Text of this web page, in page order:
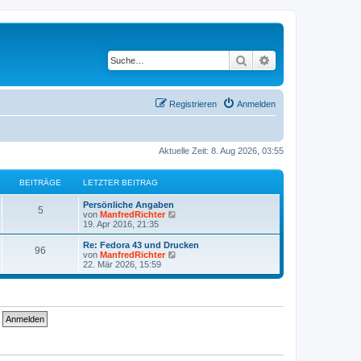
Suche
Anmelden
Registrieren
Aktuelle Zeit: 8. Aug 2026, 03:55
BEITRÄGE LETZTER BEITRAG
5
Persönliche Angaben
von ManfredRichter
u
e
r
i
19. Apr 2016, 21:35
96
Re: Fedora 43 und Drucken
von ManfredRichter
u
22. Mär 2026, 15:59